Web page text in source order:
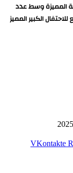
المميزة وسط عدد
الكبير المميز